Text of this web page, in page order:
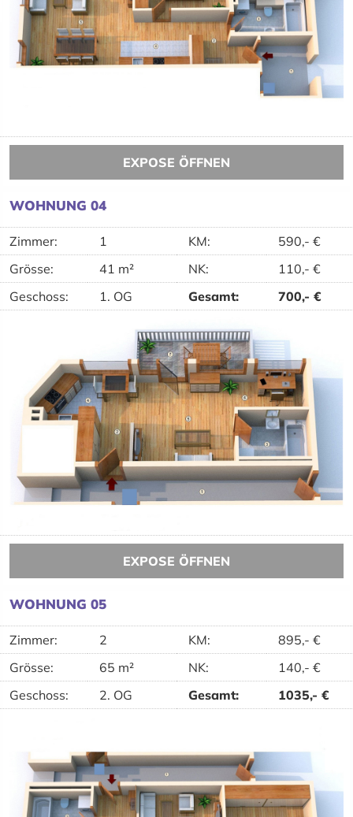
EXPOSE ÖFFNEN
WOHNUNG 04
Zimmer:
1
Grösse:
41 m²
Geschoss:
1. OG
KM: 590,- €
NK: 110,- €
Gesamt: 700,- €
EXPOSE ÖFFNEN
WOHNUNG 05
Zimmer:
2
Grösse:
65 m²
Geschoss:
2. OG
KM: 895,- €
NK: 140,- €
Gesamt: 1035,- €